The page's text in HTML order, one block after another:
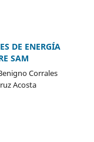
DE ENERGÍA
SAM
Corrales
Acosta